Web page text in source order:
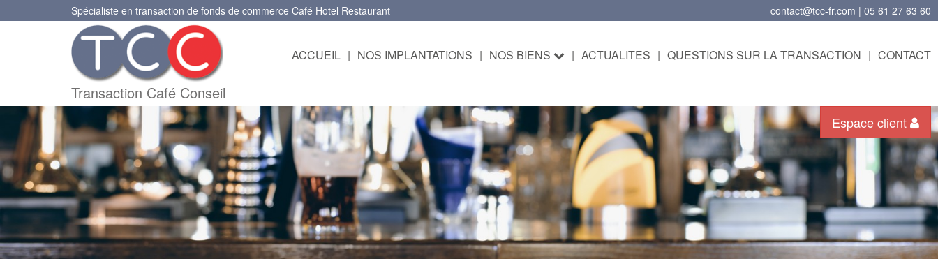
contact@tcc-fr.com | 05 61 27 63 60
Spécialiste en transaction de fonds de commerce Café Hotel Restaurant
Transaction Café Conseil
ACCUEIL | NOS IMPLANTATIONS | NOS BIENS | ACTUALITES | QUESTIONS SUR LA TRANSACTION | CONTACT
Espace client